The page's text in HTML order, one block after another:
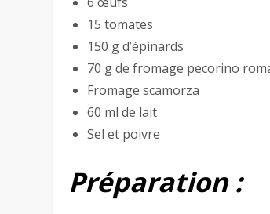
15 tomates
150 g d’épinards
70 g de fromage pecorino
Fromage scamorza
60 ml de lait
Sel et poivre
Préparation :